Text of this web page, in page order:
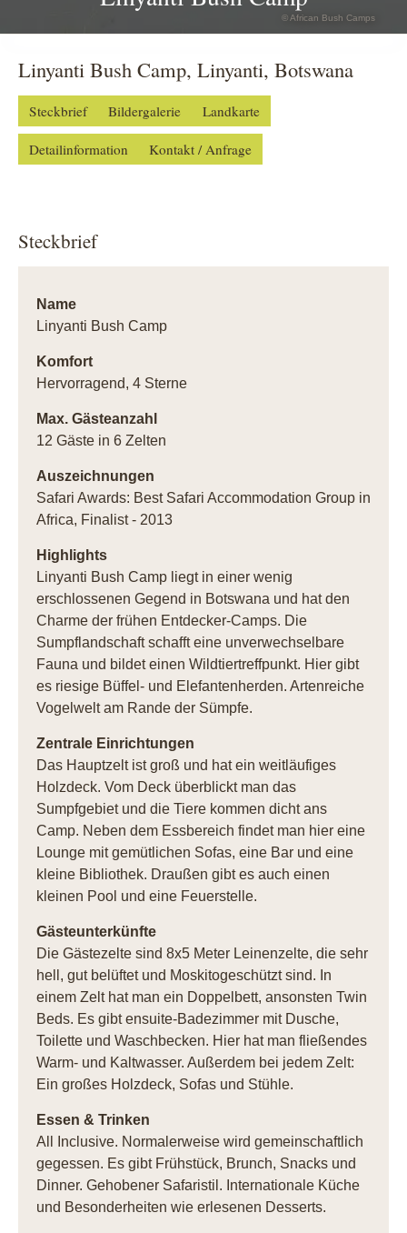
© African Bush Camps
Linyanti Bush Camp, Linyanti, Botswana
Steckbrief Bildergalerie Landkarte
Detailinformation Kontakt / Anfrage
Steckbrief
Name
Linyanti Bush Camp
Komfort
Hervorragend, 4 Sterne
Max. Gästeanzahl
12 Gäste in 6 Zelten
Auszeichnungen
Safari Awards: Best Safari Accommodation Group in
Africa, Finalist - 2013
Highlights
Linyanti Bush Camp liegt in einer wenig
erschlossenen Gegend in Botswana und hat den
Charme der frühen Entdecker-Camps. Die
Sumpflandschaft schafft eine unverwechselbare
Fauna und bildet einen Wildtiertreffpunkt. Hier gibt
es riesige Büffel- und Elefantenherden. Artenreiche
Vogelwelt am Rande der Sümpfe.
Zentrale Einrichtungen
Das Hauptzelt ist groß und hat ein weitläufiges
Holzdeck. Vom Deck überblickt man das
Sumpfgebiet und die Tiere kommen dicht ans
Camp. Neben dem Essbereich findet man hier eine
Lounge mit gemütlichen Sofas, eine Bar und eine
kleine Bibliothek. Draußen gibt es auch einen
kleinen Pool und eine Feuerstelle.
Gästeunterkünfte
Die Gästezelte sind 8x5 Meter Leinenzelte, die sehr
hell, gut belüftet und Moskitogeschützt sind. In
einem Zelt hat man ein Doppelbett, ansonsten Twin
Beds. Es gibt ensuite-Badezimmer mit Dusche,
Toilette und Waschbecken. Hier hat man fließendes
Warm- und Kaltwasser. Außerdem bei jedem Zelt:
Ein großes Holzdeck, Sofas und Stühle.
Essen & Trinken
All Inclusive. Normalerweise wird gemeinschaftlich
gegessen. Es gibt Frühstück, Brunch, Snacks und
Dinner. Gehobener Safaristil. Internationale Küche
und Besonderheiten wie erlesenen Desserts.